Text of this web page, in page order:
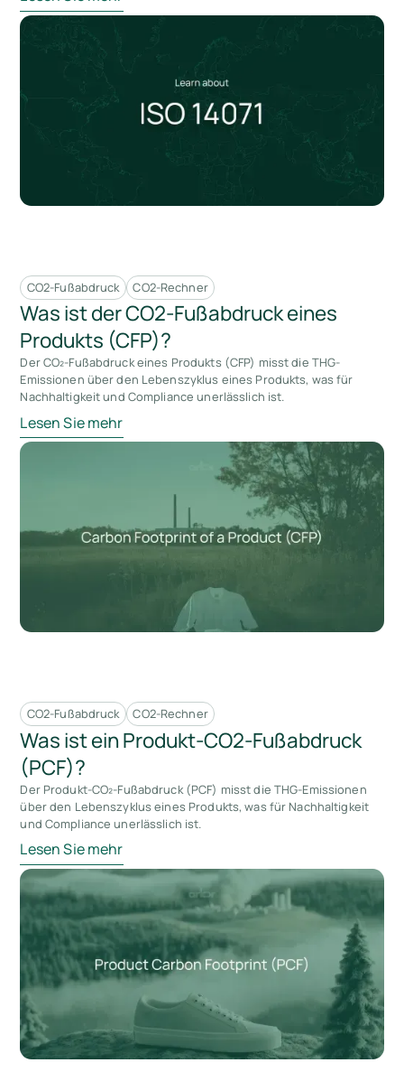
CO2-Fußabdruck CO2-Rechner
Was ist der CO2-Fußabdruck eines
Produkts (CFP)?
Der CO₂-Fußabdruck eines Produkts (CFP) misst die THG-
Emissionen über den Lebenszyklus eines Produkts, was für
Nachhaltigkeit und Compliance unerlässlich ist.
Lesen Sie mehr
CO2-Fußabdruck CO2-Rechner
Was ist ein Produkt-CO2-Fußabdruck
(PCF)?
Der Produkt-CO₂-Fußabdruck (PCF) misst die THG-Emissionen
über den Lebenszyklus eines Produkts, was für Nachhaltigkeit
und Compliance unerlässlich ist.
Lesen Sie mehr